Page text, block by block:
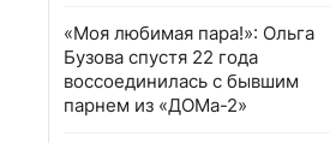
«Моя любимая пара!»: Ольга
Бузова спустя 22 года
воссоединилась с бывшим
парнем из «ДОМа-2»